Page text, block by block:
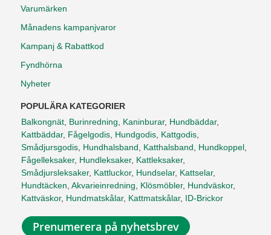
Varumärken
Månadens kampanjvaror
Kampanj & Rabattkod
Fyndhörna
Nyheter
POPULÄRA KATEGORIER
Balkongnät, Burinredning, Kaninburar, Hundbäddar,
Kattbäddar, Fågelgodis, Hundgodis, Kattgodis,
Smådjursgodis, Hundhalsband, Katthalsband, Hundkoppel,
Fågelleksaker, Hundleksaker, Kattleksaker,
Smådjursleksaker, Kattluckor, Hundselar, Kattselar,
Hundtäcken, Akvarieinredning, Klösmöbler, Hundväskor,
Kattväskor, Hundmatskålar, Kattmatskålar, ID-Brickor
Prenumerera på nyhetsbrev